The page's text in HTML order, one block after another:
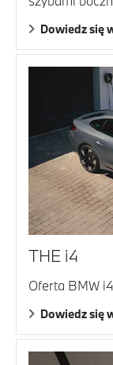
Dowiedz się
THE i4
Oferta BMW
Dowiedz się